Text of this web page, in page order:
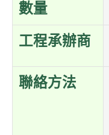
數量
工程承辦商
聯絡方法